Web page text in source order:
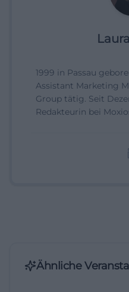
1999 in Passau
Assistant Marketing
Group tätig. Seit
Redakteurin bei
Ähnliche